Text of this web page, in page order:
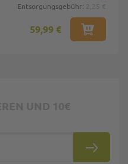
Entsorgungsgebühr:
59,99 €